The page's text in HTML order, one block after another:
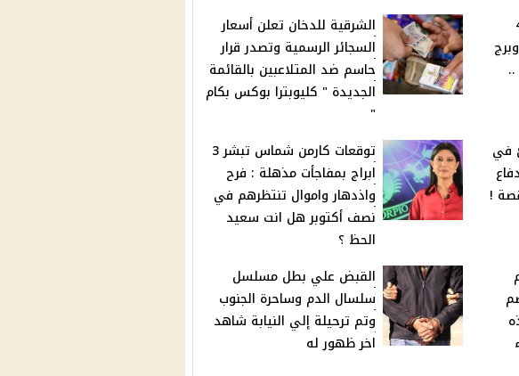
تبشر 4
الشرقية للدخان تعلن أسعار
السجائر الرسمية وتصدر قرار
حاسم ضد المتلاعبين بالقائمة
الجديدة " كليوبترا بوكس بكام
"
في
!
توقعات كارمن شماس تبشر 3
ابراج بمفاجأت مذهلة : فرح
واذدهار واموال تنتظرهم في
نصف أكتوبر هل انت سعيد
الحظ ؟
القبض علي بطل مسلسل
سلسال الدم وساحرة الجنوب
وتم ترحيلة إلي النيابة شاهد
اخر ظهور له